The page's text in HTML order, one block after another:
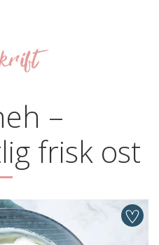
–
frisk ost